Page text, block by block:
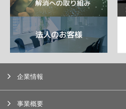
企業情報
事業概要